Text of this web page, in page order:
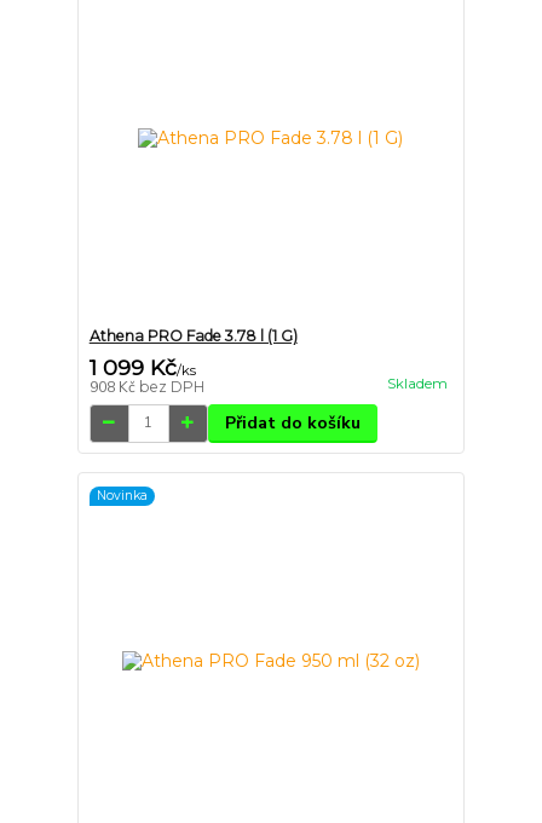
Athena PRO Fade 3.78 l (1 G)
1 099 Kč/ks
908 Kč bez DPH Skladem
Přidat do košíku
Novinka